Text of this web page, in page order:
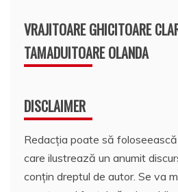
VRAJITOARE GHICITOARE
TAMADUITOARE OLANDA
DISCLAIMER
Redacția poate să foloseească
care ilustrează un anumit
conțin dreptul de autor. Se va